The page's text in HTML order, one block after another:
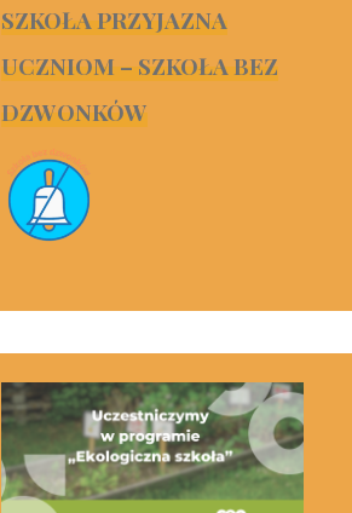
SZKOŁA PRZYJAZNA
UCZNIOM – SZKOŁA BEZ
DZWONKÓW